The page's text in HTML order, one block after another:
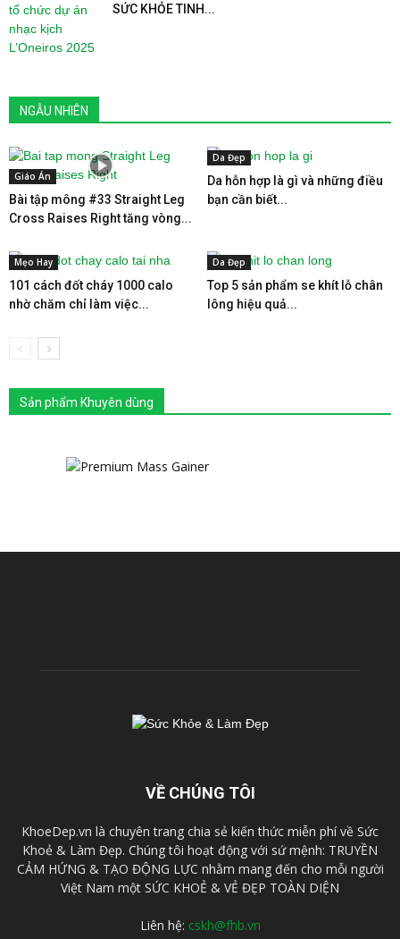
SỨC KHỎE TINH...
NGẪU NHIÊN
Giáo Án
Bài tập mông #33 Straight Leg
Cross Raises Right tăng vòng...
Da Đẹp
Da hỗn hợp là gì và những điều
bạn cần biết...
Mẹo Hay
101 cách đốt cháy 1000 calo
nhờ chăm chỉ làm việc...
Da Đẹp
Top 5 sản phẩm se khít lỗ chân
lông hiệu quả...
Sản phẩm Khuyên dùng
VỀ CHÚNG TÔI
KhoeDep.vn là chuyên trang chia sẻ kiến thức miễn phí về Sức
Khoẻ & Làm Đẹp. Chúng tôi hoạt động với sứ mệnh: TRUYỀN
CẢM HỨNG & TẠO ĐỘNG LỰC nhằm mang đến cho mỗi người
Việt Nam một SỨC KHOẺ & VẺ ĐẸP TOÀN DIỆN
Liên hệ: cskh@fhb.vn